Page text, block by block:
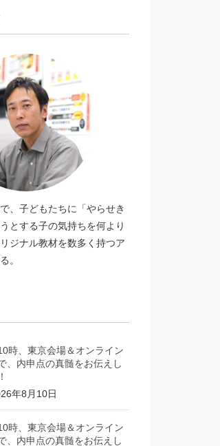
、子どもたちに「やらせき
とする子の気持ちを何より
ジナル教材を数多く持つア
。
時、東京会場＆オンライン
、内申点の真髄をお伝えし
年8月10日
時、東京会場＆オンライン
、内申点の真髄をお伝えし